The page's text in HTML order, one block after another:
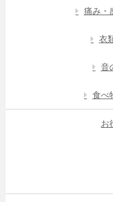
痛み・
衣
音
食べ
お